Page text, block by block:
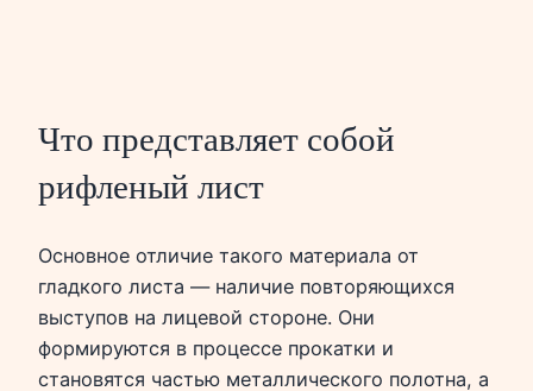
Что представляет собой
рифленый лист
Основное отличие такого материала от
гладкого листа — наличие повторяющихся
выступов на лицевой стороне. Они
формируются в процессе прокатки и
становятся частью металлического полотна, а